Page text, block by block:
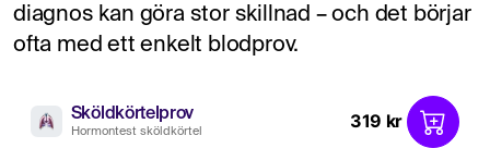
diagnos kan göra stor skillnad – och det börjar
ofta med ett enkelt blodprov.
Sköldkörtelprov
Hormontest sköldkörtel 319 kr